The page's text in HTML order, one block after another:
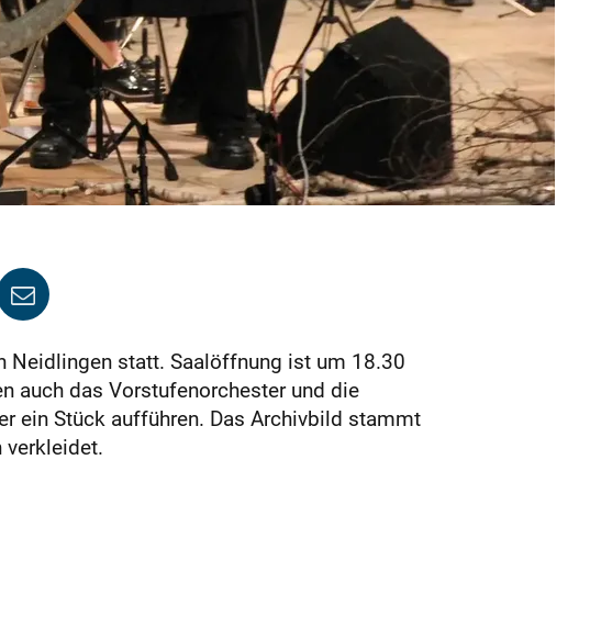
Neidlingen statt. Saalöffnung ist um 18.30
auch das Vorstufenorchester und die
ein Stück aufführen. Das Archivbild stammt
verkleidet.